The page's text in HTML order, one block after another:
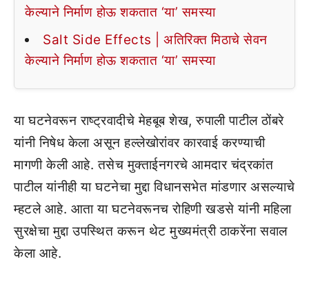
केल्याने निर्माण होऊ शकतात ‘या’ समस्या
Salt Side Effects | अतिरिक्त मिठाचे सेवन
केल्याने निर्माण होऊ शकतात ‘या’ समस्या
या घटनेवरून राष्ट्रवादीचे मेहबूब शेख, रुपाली पाटील ठोंबरे
यांनी निषेध केला असून हल्लेखोरांवर कारवाई करण्याची
मागणी केली आहे. तसेच मुक्ताईनगरचे आमदार चंद्रकांत
पाटील यांनीही या घटनेचा मुद्दा विधानसभेत मांडणार असल्याचे
म्हटले आहे. आता या घटनेवरूनच रोहिणी खडसे यांनी महिला
सुरक्षेचा मुद्दा उपस्थित करून थेट मुख्यमंत्री ठाकरेंना सवाल
केला आहे.